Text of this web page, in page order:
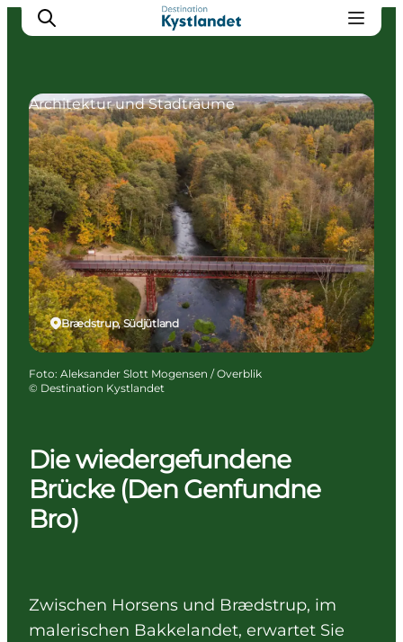
Erlebnisse
Städte
Unterkünfte
Camping
Die wiedergefundene
Brücke (Den Genfundne
Bro)
Zwischen Horsens und Brædstrup, im
malerischen Bakkelandet, erwartet Sie
Brædstrup, Südjütland
Architektur und Stadträume
Foto: Aleksander Slott Mogensen / Overblik
© Destination Kystlandet